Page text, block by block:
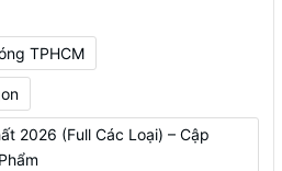
TPHCM
2026 (Full Các Loại) – Cập